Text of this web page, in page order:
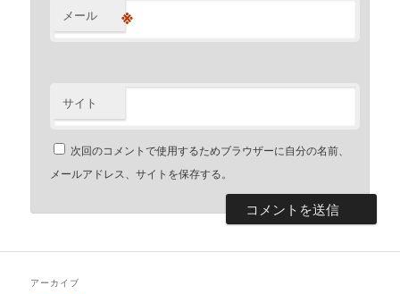
メール ※
サイト
次回のコメントで使用するためブラウザーに自分の名前、
メールアドレス、サイトを保存する。
アーカイブ